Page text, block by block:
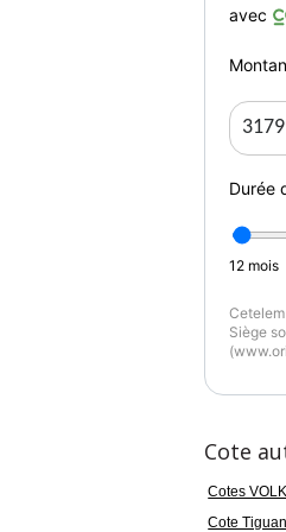
Garantie
avec
Durée
12 mois
Siège
Cote
Cotes
Cote